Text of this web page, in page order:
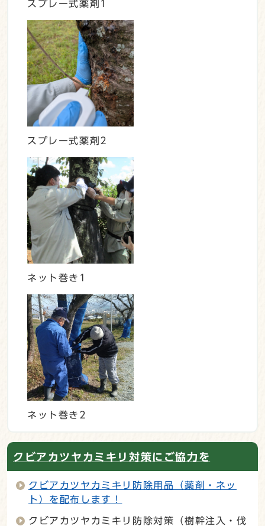
スプレー式薬剤1
スプレー式薬剤2
ネット巻き1
ネット巻き2
クビアカツヤカミキリ対策にご協力を
クビアカツヤカミキリ防除用品（薬剤・ネッ
ト）を配布します！
クビアカツヤカミキリ防除対策（樹幹注入・伐